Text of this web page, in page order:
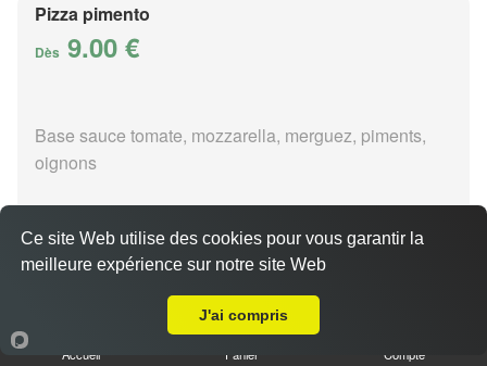
Pizza pimento
Dès 9.00 €
Base sauce tomate, mozzarella, merguez, piments,
oignons
Accueil Panier Compte
Ce site Web utilise des cookies pour vous garantir la
meilleure expérience sur notre site Web
J'ai compris